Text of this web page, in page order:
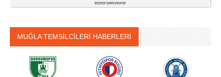
MUĞLA TEMSİLCİLERİ HABERLERİ